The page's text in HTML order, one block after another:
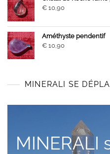
€ 10,90
Améthyste pendentif
€ 10,90
MINERALI SE
MINERALI